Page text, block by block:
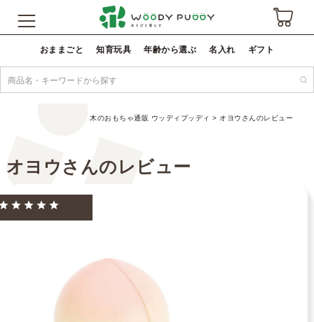
おままごと 知育玩具 年齢から選ぶ 名入れ ギフト
木のおもちゃ通販 ウッディプッディ オヨウさんのレビュー
オヨウさんのレビュー